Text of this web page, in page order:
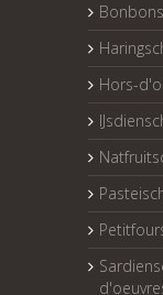
Hors-